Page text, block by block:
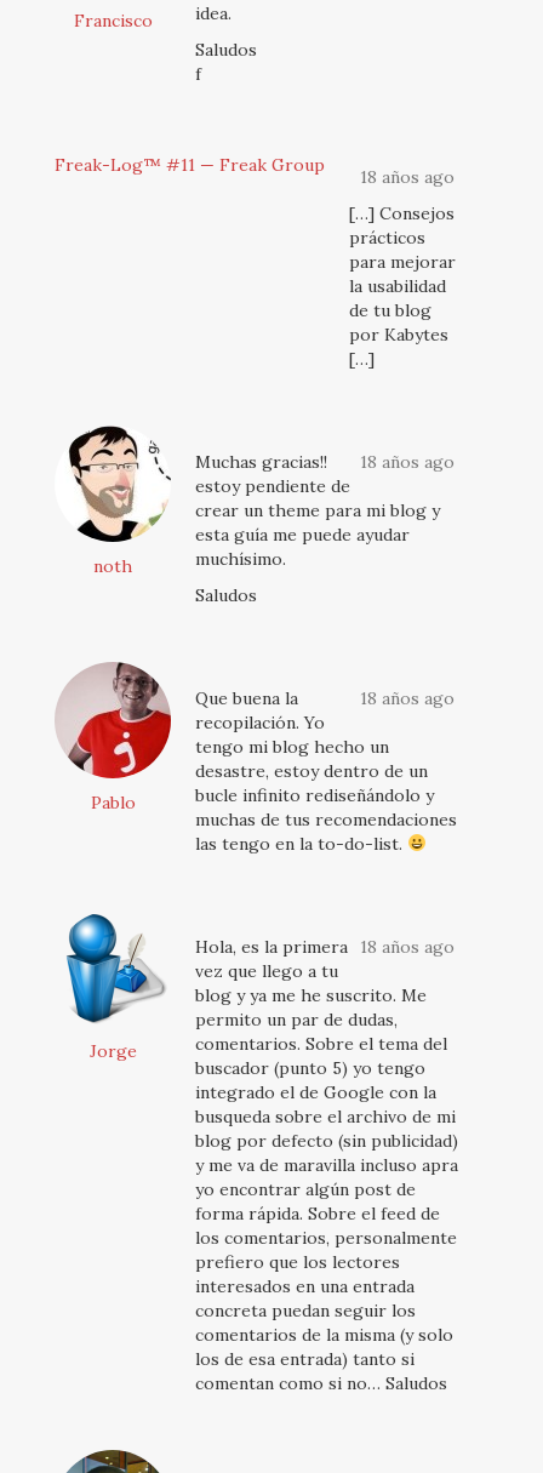
Francisco
idea.
Saludos
f
Freak-Log™ #11 — Freak Group
18 años ago
[…] Consejos
prácticos
para mejorar
la usabilidad
de tu blog
por Kabytes
[…]
noth
18 años ago
Muchas gracias!!
estoy pendiente de
crear un theme para mi blog y
esta guía me puede ayudar
muchísimo.
Saludos
Pablo
18 años ago
Que buena la
recopilación. Yo
tengo mi blog hecho un
desastre, estoy dentro de un
bucle infinito rediseñándolo y
muchas de tus recomendaciones
las tengo en la to-do-list.
Jorge
18 años ago
Hola, es la primera
vez que llego a tu
blog y ya me he suscrito. Me
permito un par de dudas,
comentarios. Sobre el tema del
buscador (punto 5) yo tengo
integrado el de Google con la
busqueda sobre el archivo de mi
blog por defecto (sin publicidad)
y me va de maravilla incluso apra
yo encontrar algún post de
forma rápida. Sobre el feed de
los comentarios, personalmente
prefiero que los lectores
interesados en una entrada
concreta puedan seguir los
comentarios de la misma (y solo
los de esa entrada) tanto si
comentan como si no… Saludos